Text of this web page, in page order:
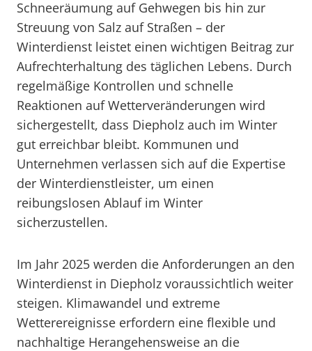
Schneeräumung auf Gehwegen bis hin zur
Streuung von Salz auf Straßen – der
Winterdienst leistet einen wichtigen Beitrag zur
Aufrechterhaltung des täglichen Lebens. Durch
regelmäßige Kontrollen und schnelle
Reaktionen auf Wetterveränderungen wird
sichergestellt, dass Diepholz auch im Winter
gut erreichbar bleibt. Kommunen und
Unternehmen verlassen sich auf die Expertise
der Winterdienstleister, um einen
reibungslosen Ablauf im Winter
sicherzustellen.
Im Jahr 2025 werden die Anforderungen an den
Winterdienst in Diepholz voraussichtlich weiter
steigen. Klimawandel und extreme
Wetterereignisse erfordern eine flexible und
nachhaltige Herangehensweise an die